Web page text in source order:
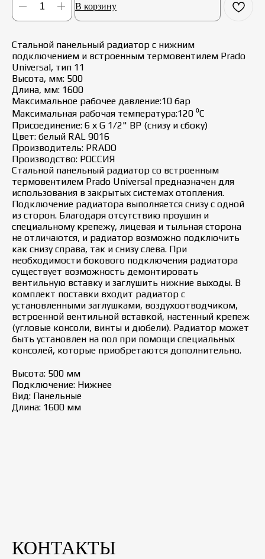
В корзину
Стальной панельный радиатор с нижним
подключением и встроенным термовентилем Prado
Universal, тип 11
Высота, мм: 500
Длина, мм: 1600
Максимальное рабочее давление:10 бар
Максимальная рабочая температура:120 ⁰С
Присоединение: 6 х G 1/2" ВР (снизу и сбоку)
Цвет: белый RAL 9016
Производитель: PRADO
Производство: РОССИЯ
Стальной панельный радиатор со встроенным
термовентилем Prado Universal предназначен для
использования в закрытых системах отопления.
Подключение радиатора выполняется снизу с одной
из сторон. Благодаря отсутствию проушин и
специальному крепежу, лицевая и тыльная сторона
не отличаются, и радиатор возможно подключить
как снизу справа, так и снизу слева. При
необходимости бокового подключения радиатора
существует возможность демонтировать
вентильную вставку и заглушить нижние выходы. В
комплект поставки входит радиатор с
установленными заглушками, воздухоотводчиком,
встроенной вентильной вставкой, настенный крепеж
(угловые консоли, винты и дюбели). Радиатор может
быть установлен на пол при помощи специальных
консолей, которые приобретаются дополнительно.
Высота: 500 мм
Подключение: Нижнее
Вид: Панельные
Длина: 1600 мм
КОНТАКТЫ